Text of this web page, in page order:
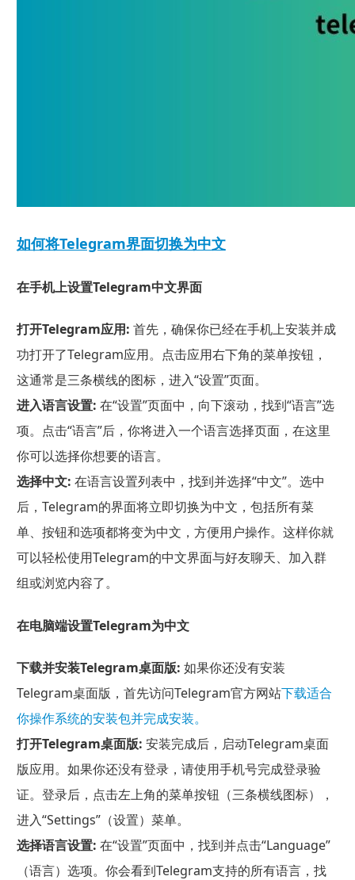
如何将Telegram界面切换为中文
在手机上设置Telegram中文界面
打开Telegram应用: 首先，确保你已经在手机上安装并成
功打开了Telegram应用。点击应用右下角的菜单按钮，
这通常是三条横线的图标，进入“设置”页面。
进入语言设置: 在“设置”页面中，向下滚动，找到“语言”选
项。点击“语言”后，你将进入一个语言选择页面，在这里
你可以选择你想要的语言。
选择中文: 在语言设置列表中，找到并选择“中文”。选中
后，Telegram的界面将立即切换为中文，包括所有菜
单、按钮和选项都将变为中文，方便用户操作。这样你就
可以轻松使用Telegram的中文界面与好友聊天、加入群
组或浏览内容了。
在电脑端设置Telegram为中文
下载并安装Telegram桌面版: 如果你还没有安装
Telegram桌面版，首先访问Telegram官方网站下载适合
你操作系统的安装包并完成安装。
打开Telegram桌面版: 安装完成后，启动Telegram桌面
版应用。如果你还没有登录，请使用手机号完成登录验
证。登录后，点击左上角的菜单按钮（三条横线图标），
进入“Settings”（设置）菜单。
选择语言设置: 在“设置”页面中，找到并点击“Language”
（语言）选项。你会看到Telegram支持的所有语言，找